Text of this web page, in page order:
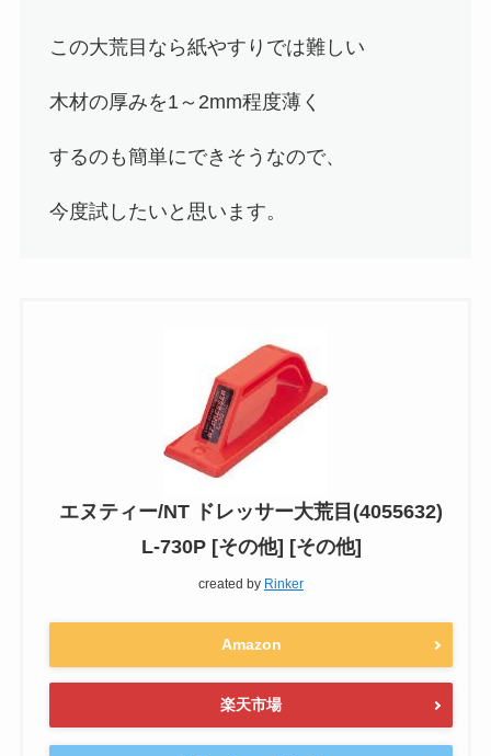
この大荒目なら紙やすりでは難しい
木材の厚みを1～2mm程度薄く
するのも簡単にできそうなので、
今度試したいと思います。
エヌティー/NT ドレッサー大荒目(4055632)
L-730P [その他] [その他]
created by Rinker
Amazon
楽天市場